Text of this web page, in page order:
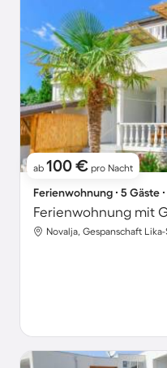
ab 100 € pro Nacht
Ferienwohnung ∙ 5 Gäste
Ferienwohnung mit
Novalja, Gespanschaft